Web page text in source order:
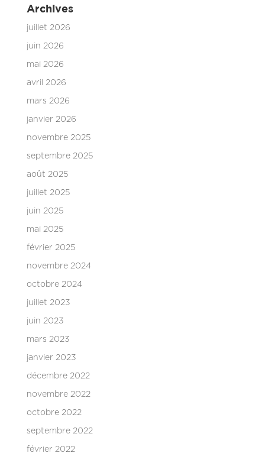
Archives
juillet 2026
juin 2026
mai 2026
avril 2026
mars 2026
janvier 2026
novembre 2025
septembre 2025
août 2025
juillet 2025
juin 2025
mai 2025
février 2025
novembre 2024
octobre 2024
juillet 2023
juin 2023
mars 2023
janvier 2023
décembre 2022
novembre 2022
octobre 2022
septembre 2022
février 2022